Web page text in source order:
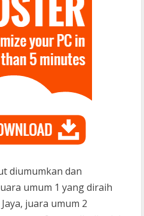
diumumkan dan
umum 1 yang diraih
juara umum 2